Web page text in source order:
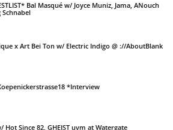
Bal Masqué w/ Joyce Muniz, Jama, ANouch
x Art Bei Ton w/ Electric Indigo @ ://AboutBlank
*Interview
Hot Since 82, GHEIST uvm at Watergate